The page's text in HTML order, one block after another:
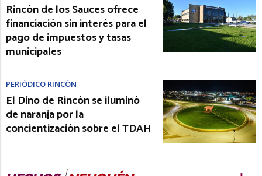
Rincón de los Sauces ofrece
financiación sin interés para el
pago de impuestos y tasas
municipales
PERIÓDICO RINCÓN
El Dino de Rincón se iluminó
de naranja por la
concientización sobre el TDAH